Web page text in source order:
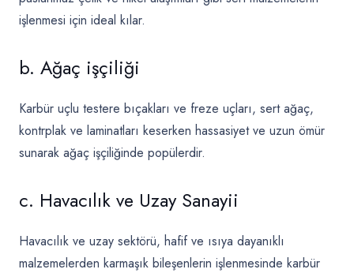
işlenmesi için ideal kılar.
b. Ağaç işçiliği
Karbür uçlu testere bıçakları ve freze uçları, sert ağaç,
kontrplak ve laminatları keserken hassasiyet ve uzun ömür
sunarak ağaç işçiliğinde popülerdir.
c. Havacılık ve Uzay Sanayii
Havacılık ve uzay sektörü, hafif ve ısıya dayanıklı
malzemelerden karmaşık bileşenlerin işlenmesinde karbür